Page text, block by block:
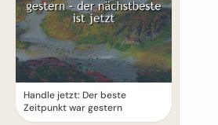
Handle jetzt: Der beste
Zeitpunkt war gestern